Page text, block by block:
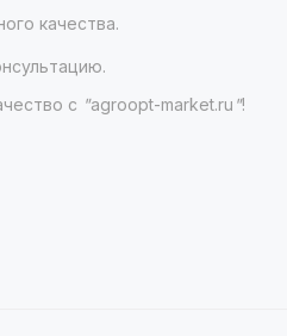
качества.
с "agroopt-market.ru "!